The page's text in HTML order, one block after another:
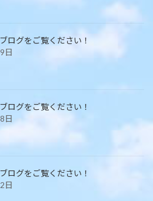
ログをご覧ください！
日
ログをご覧ください！
日
ログをご覧ください！
日